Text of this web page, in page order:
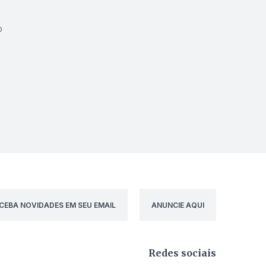
NOVIDADES EM SEU EMAIL ANUNCIE AQUI
Redes sociais